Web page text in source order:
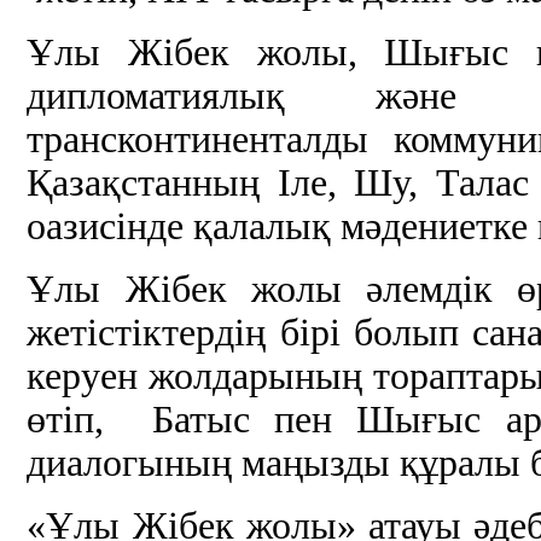
Ұлы Жібек жолы, Шығыс
дипломатиялық және
трансконтиненталды
Қазақстанның Іле, Шу,
оазисінде қалалық
Ұлы Жібек жолы әлемдік
жетістіктердің бірі болып
керуен жолдарының
өтіп, Батыс пен Шығыс
диалогының маңызды құралы
«Ұлы Жібек жолы» атауы